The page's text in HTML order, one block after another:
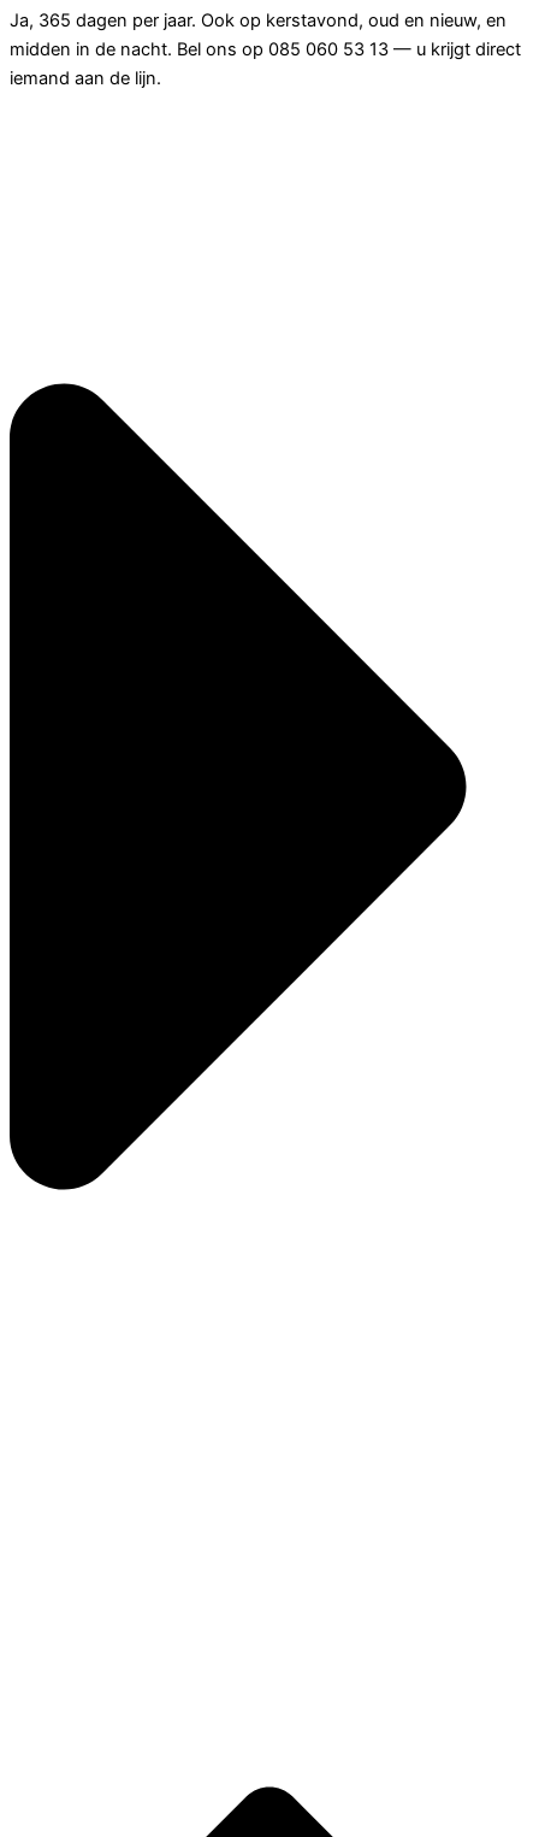
Ja, 365 dagen per jaar. Ook op kerstavond, oud en nieuw, en
midden in de nacht. Bel ons op 085 060 53 13 — u krijgt direct
iemand aan de lijn.